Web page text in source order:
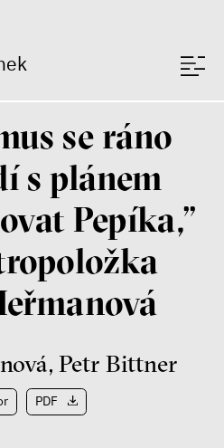
se ráno
s plánem
Pepíka,”
, Petr Bittner
PDF